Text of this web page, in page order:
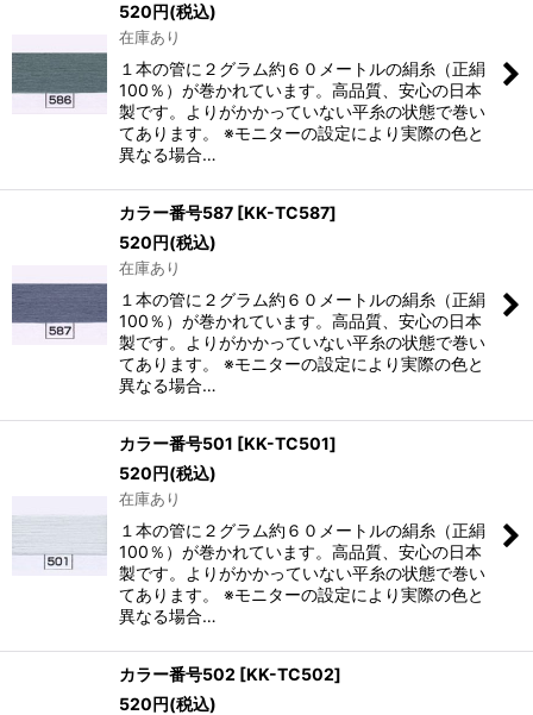
520円(税込)
在庫あり
１本の管に２グラム約６０メートルの絹糸（正絹
100％）が巻かれています。高品質、安心の日本
製です。よりがかかっていない平糸の状態で巻い
てあります。 ※モニターの設定により実際の色と
異なる場合…
カラー番号587 [KK-TC587]
520円(税込)
在庫あり
１本の管に２グラム約６０メートルの絹糸（正絹
100％）が巻かれています。高品質、安心の日本
製です。よりがかかっていない平糸の状態で巻い
てあります。 ※モニターの設定により実際の色と
異なる場合…
カラー番号501 [KK-TC501]
520円(税込)
在庫あり
１本の管に２グラム約６０メートルの絹糸（正絹
100％）が巻かれています。高品質、安心の日本
製です。よりがかかっていない平糸の状態で巻い
てあります。 ※モニターの設定により実際の色と
異なる場合…
カラー番号502 [KK-TC502]
520円(税込)